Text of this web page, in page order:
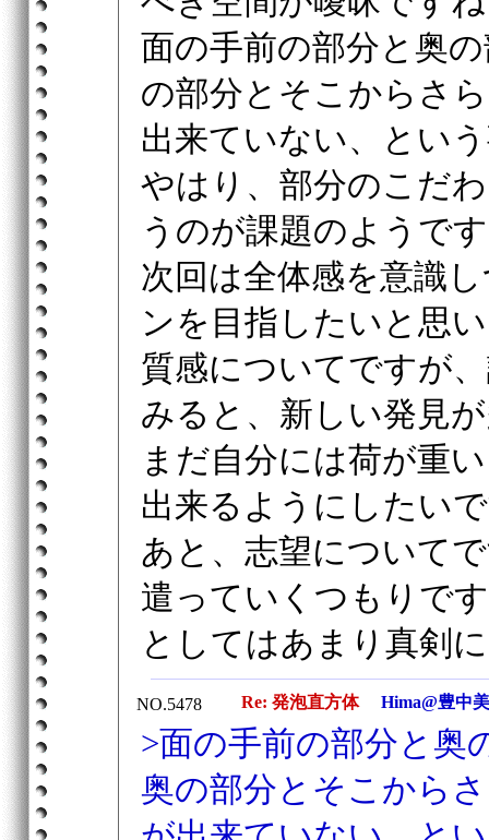
面の手前の部分と奥
の部分とそこからさ
出来ていない、とい
やはり、部分のこだ
うのが課題のようで
次回は全体感を意識
ンを目指したいと思
質感についてですが
みると、新しい発見
まだ自分には荷が重
出来るようにしたい
あと、志望について
遣っていくつもりで
としてはあまり真剣
NO.5478 Re: 発泡直方体 Hima@豊中
>面の手前の部分と奥
奥の部分とそこから